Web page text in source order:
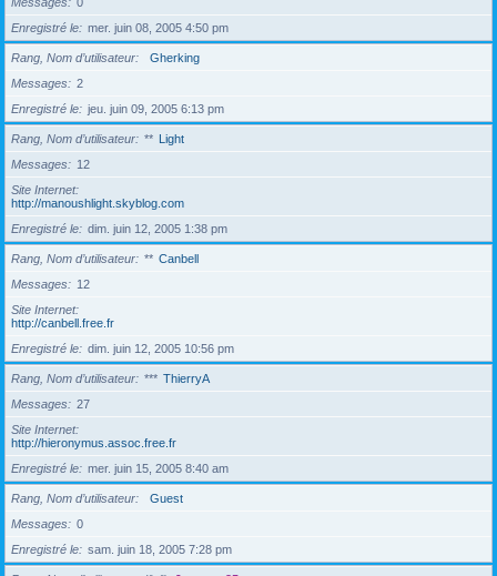
Enregistré le
mer. juin 08, 2005 4:50 pm
Rang, Nom d’utilisateur
Gherking
Messages
2
Enregistré le
jeu. juin 09, 2005 6:13 pm
Rang, Nom d’utilisateur ** Light
Messages
12
Site Internet
http://manoushlight.skyblog.com
Enregistré le
dim. juin 12, 2005 1:38 pm
Rang, Nom d’utilisateur ** Canbell
Messages
12
Site Internet
http://canbell.free.fr
Enregistré le
dim. juin 12, 2005 10:56 pm
Rang, Nom d’utilisateur *** ThierryA
Messages
27
Site Internet
http://hieronymus.assoc.free.fr
Enregistré le
mer. juin 15, 2005 8:40 am
Rang, Nom d’utilisateur
Guest
Messages
0
Enregistré le
sam. juin 18, 2005 7:28 pm